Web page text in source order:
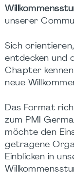
unserer
Sich
entdecken und
Chapter
neue
Das Format
zum PMI
möchte den
getragene
Einblicken in